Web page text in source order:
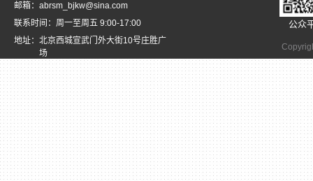
邮箱：abrsm_bjkw@sina.com
联系时间：周一至周五 9:00-17:00
地址：北京西城宣武门外大街10号庄胜广
场
公众